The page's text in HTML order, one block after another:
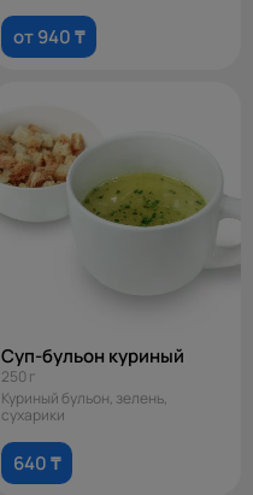
от 940 ₸
Суп-бульон куриный
250 г
Куриный бульон, зелень,
сухарики
640 ₸